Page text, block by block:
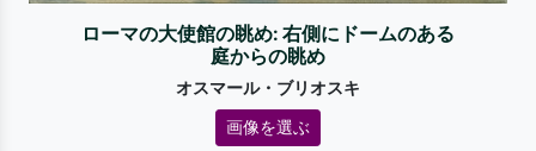
ローマの大使館の眺め: 右側にドームのある
庭からの眺め
オスマール・ブリオスキ
画像を選ぶ